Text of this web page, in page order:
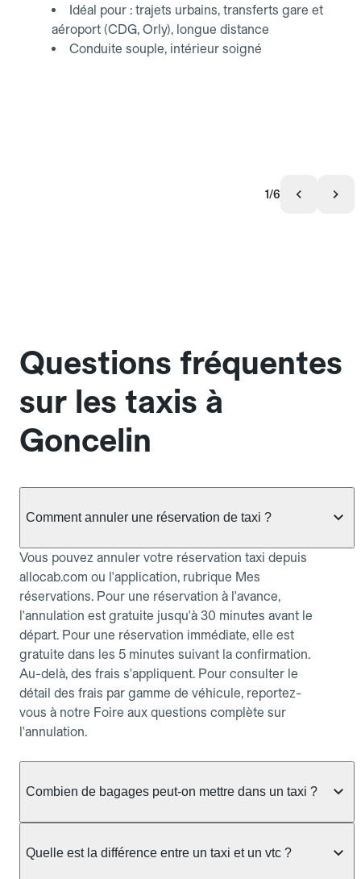
Idéal pour : trajets urbains, transferts gare et
aéroport (CDG, Orly), longue distance
Conduite souple, intérieur soigné
1/6
Questions fréquentes
sur les taxis à
Goncelin
Comment annuler une réservation de taxi ?
Vous pouvez annuler votre réservation taxi depuis
allocab.com ou l'application, rubrique Mes
réservations. Pour une réservation à l'avance,
l'annulation est gratuite jusqu'à 30 minutes avant le
départ. Pour une réservation immédiate, elle est
gratuite dans les 5 minutes suivant la confirmation.
Au-delà, des frais s'appliquent. Pour consulter le
détail des frais par gamme de véhicule, reportez-
vous à notre Foire aux questions complète sur
l'annulation.
Combien de bagages peut-on mettre dans un taxi ?
taxi berline accueille en général jusqu'à 3 bagages
Quelle est la différence entre un taxi et un vtc ?